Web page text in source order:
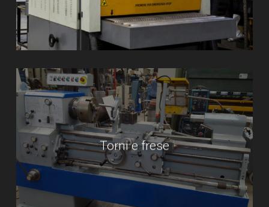
Torni e frese